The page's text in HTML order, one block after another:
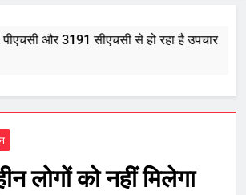
और 3191 सीएचसी से हो रहा है उपचार
लोगों को नहीं मिलेगा